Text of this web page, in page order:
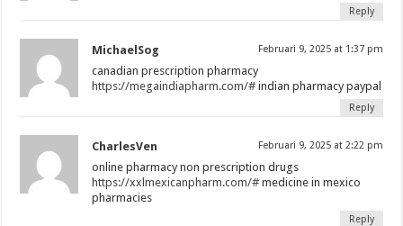
Reply
MichaelSog Februari 9, 2025 at 1:37 pm
canadian prescription pharmacy
https://megaindiapharm.com/# indian pharmacy paypal
Reply
CharlesVen Februari 9, 2025 at 2:22 pm
online pharmacy non prescription drugs
https://xxlmexicanpharm.com/# medicine in mexico
pharmacies
Reply